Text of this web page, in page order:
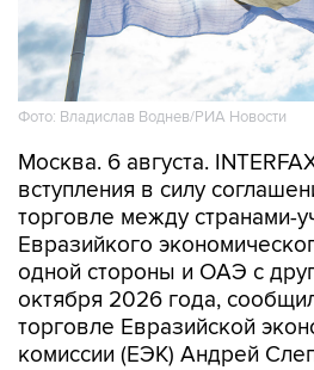
Фото: Владислав Воднев/РИА Новости
Москва. 6 августа.
вступления в силу
торговле между странами-
Евразийкого
одной стороны и ОАЭ с
октября 2026 года,
торговле Евразийской
комиссии (ЕЭК) Андрей